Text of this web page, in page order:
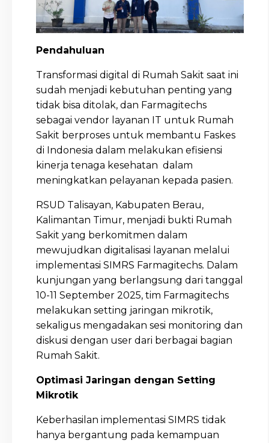
Pendahuluan
Transformasi digital di Rumah Sakit saat ini
sudah menjadi kebutuhan penting yang
tidak bisa ditolak, dan Farmagitechs
sebagai vendor layanan IT untuk Rumah
Sakit berproses untuk membantu Faskes
di Indonesia dalam melakukan efisiensi
kinerja tenaga kesehatan dalam
meningkatkan pelayanan kepada pasien.
RSUD Talisayan, Kabupaten Berau,
Kalimantan Timur, menjadi bukti Rumah
Sakit yang berkomitmen dalam
mewujudkan digitalisasi layanan melalui
implementasi SIMRS Farmagitechs. Dalam
kunjungan yang berlangsung dari tanggal
10-11 September 2025, tim Farmagitechs
melakukan setting jaringan mikrotik,
sekaligus mengadakan sesi monitoring dan
diskusi dengan user dari berbagai bagian
Rumah Sakit.
Optimasi Jaringan dengan Setting
Mikrotik
Keberhasilan implementasi SIMRS tidak
hanya bergantung pada kemampuan